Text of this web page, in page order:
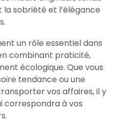
sobriété et l’élégance
un rôle essentiel dans
combinant praticité,
écologique. Que vous
tendance ou une
vos affaires, il y
correspondra à vos